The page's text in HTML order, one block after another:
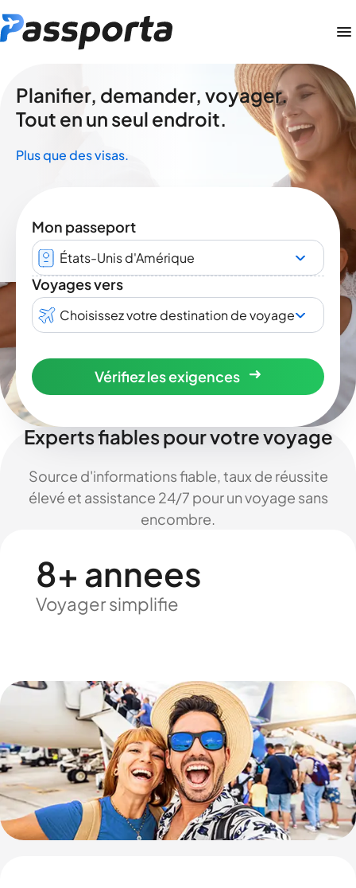
Planifier, demander, voyager.
Tout en un seul endroit.
Plus que des visas.
Mon passeport
États-Unis d'Amérique
Voyages vers
Choisissez votre destination de voyage
Vérifiez les exigences
Experts fiables pour votre voyage
Source d'informations fiable, taux de réussite
élevé et assistance 24/7 pour un voyage sans
encombre.
8+ annees
Voyager simplifie